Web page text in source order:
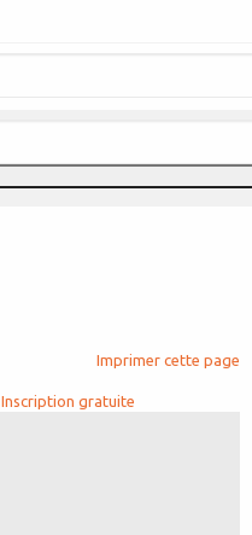
Imprimer cette page
Inscription gratuite